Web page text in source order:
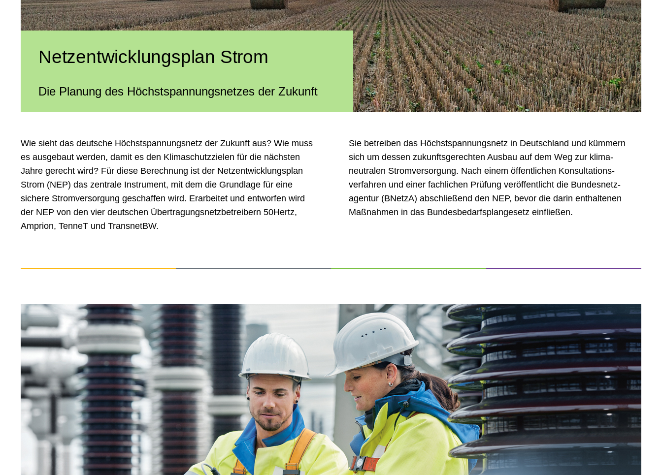
Netzentwicklungsplan Strom
Die Planung des Höchst­spannungs­netzes der Zukunft
Wie sieht das deutsche Höchst­­spannungs­­netz der Zukunft aus? Wie muss
es aus­­ge­baut werden, damit es den Klima­­schutz­­zielen für die näch­s­ten
Jahre gerecht wird? Für diese Berech­­nung ist der Netz­­ent­­wick­lungs­plan
Strom (NEP) das zen­tra­le Instr­ument, mit dem die Grund­lage für eine
sichere Strom­­­ver­sorgung geschaffen wird. Erarbeitet und entwor­fen wird
der NEP von den vier deutschen Über­tra­gungs­­netz­­betreibern 50Hertz,
Amprion, TenneT und TransnetBW.
Sie betreiben das Höchstspannungsnetz in Deutschland und kümmern
sich um dessen zukunfts­gerechten Ausbau auf dem Weg zur klima­
neutralen Strom­versorgung. Nach einem öffent­lichen Konsul­tations­
verfahren und einer fach­lichen Prüfung ver­öffent­licht die Bundes­netz­
agentur (BNetzA) abschlie­ßend den NEP, bevor die darin ent­hal­tenen
Maß­nahmen in das Bundes­be­darfs­plangesetz einfließen.